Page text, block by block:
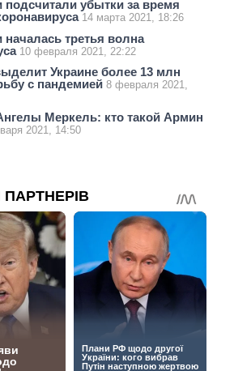
подсчитали убытки за время
14 марта 2021, 18:26
началась третья волна
10 февраля 2021, 22:22
Украине более 13 млн
с пандемией 8 февраля 2021,
Меркель: кто такой Армин
2021, 14:50